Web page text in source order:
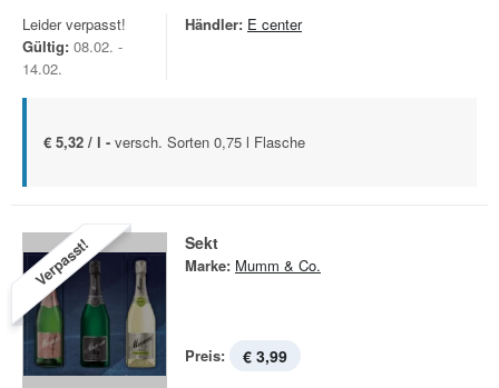
Leider verpasst!
Gültig: 08.02. -
14.02.
Händler: E center
€ 5,32 / l - versch. Sorten 0,75 l Flasche
Verpasst! Sekt
Marke: Mumm & Co.
Preis: € 3,99